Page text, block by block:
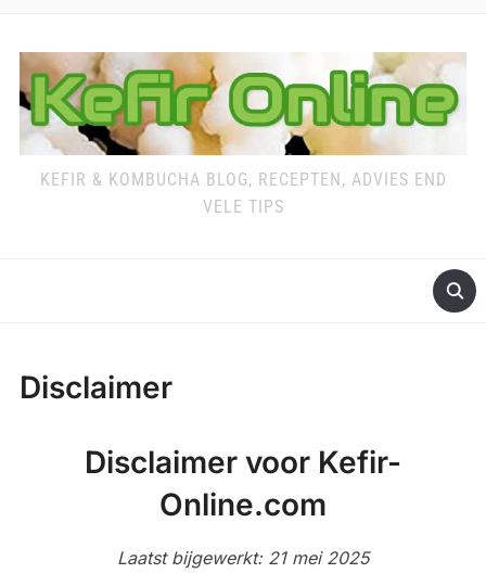
KEFIR & KOMBUCHA BLOG, RECEPTEN, ADVIES END
VELE TIPS
Disclaimer
Disclaimer voor Kefir-
Online.com
Laatst bijgewerkt: 21 mei 2025